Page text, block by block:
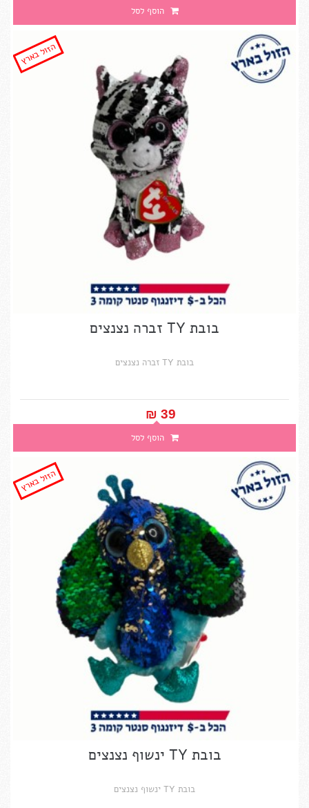
הוסף לסל
הזול בארץ
בובת TY זברה נצנצים
בובת TY זברה נצנצים
39 ₪‎
הוסף לסל
הזול בארץ
בובת TY ינשוף נצנצים
בובת TY ינשוף נצנצים